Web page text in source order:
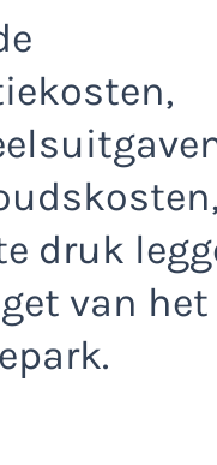
druk
van het